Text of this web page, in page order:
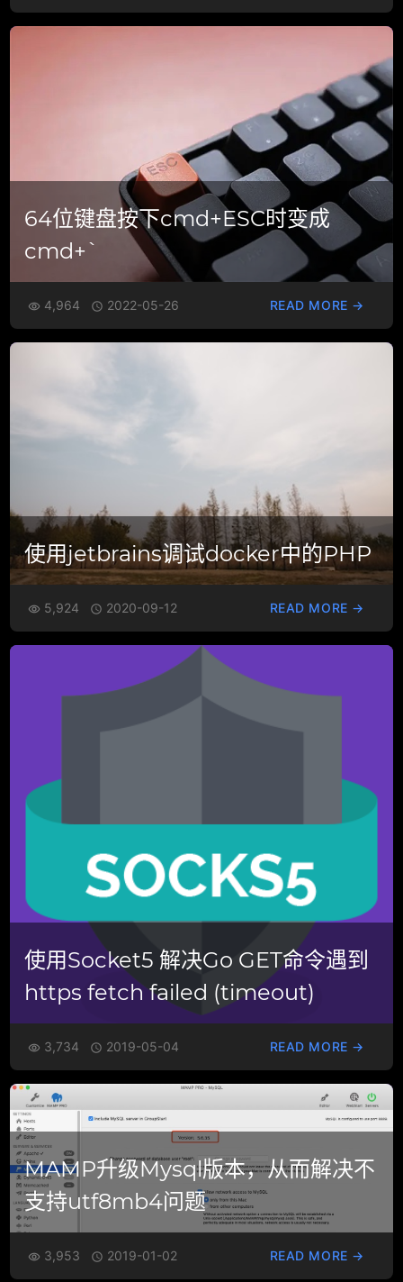
64位键盘按下cmd+ESC时变成
cmd+`
 4,964  2022-05-26 READ MORE →
使用jetbrains调试docker中的PHP
 5,924  2020-09-12 READ MORE →
使用Socket5 解决Go GET命令遇到
https fetch failed (timeout)
 3,734  2019-05-04 READ MORE →
MAMP升级Mysql版本，从而解决不
支持utf8mb4问题
 3,953  2019-01-02 READ MORE →